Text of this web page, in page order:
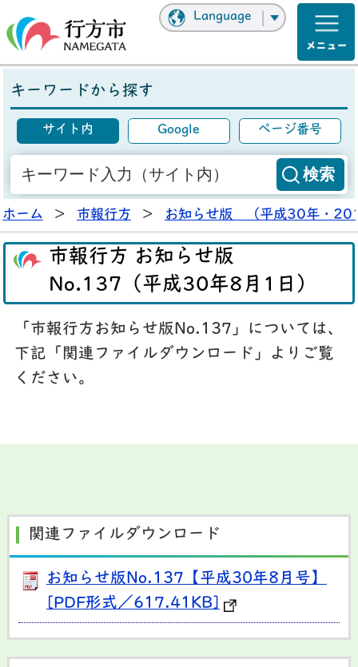
Language
キーワードから探す
サイト内 Google ページ番号
ホーム > 市報行方 > お知らせ版 （平成30年・
市報行方 お知らせ版
No.137（平成30年8月1日）
「市報行方お知らせ版No.137」については、
下記「関連ファイルダウンロード」よりご覧
ください。
関連ファイルダウンロード
お知らせ版No.137【平成30年8月号】
[PDF形式／617.41KB]